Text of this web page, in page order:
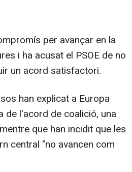
per avançar en la
i ha acusat el PSOE de no
un acord satisfactori.
han explicat a Europa
de l'acord de coalició, una
que han incidit que les
central "no avancen com